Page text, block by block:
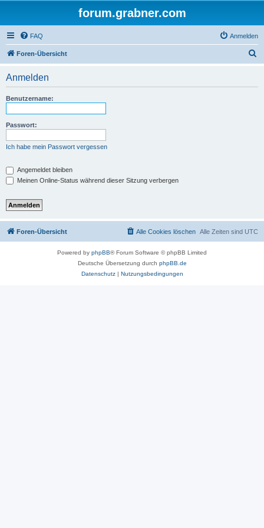
forum.grabner.com
FAQ Anmelden
Foren-Übersicht
Anmelden
Benutzername:
Passwort:
Ich habe mein Passwort vergessen
Angemeldet bleiben
Meinen Online-Status während dieser Sitzung verbergen
Foren-Übersicht Alle Zeiten sind UTC
Alle Cookies löschen
Powered by phpBB® Forum Software © phpBB Limited
Deutsche Übersetzung durch phpBB.de
Datenschutz| Nutzungsbedingungen